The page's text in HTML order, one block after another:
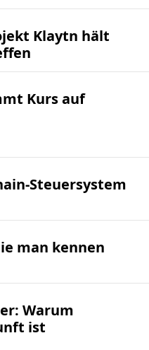
Klaytn hält
Kurs auf
Steuersystem
man kennen
Warum
ist